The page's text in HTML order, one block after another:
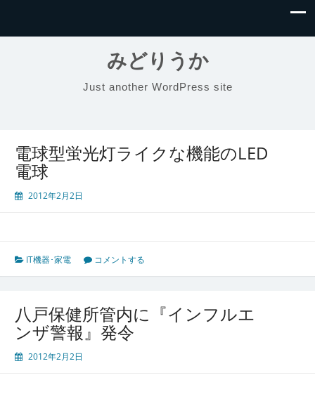
みどりうか
Just another WordPress site
電球型蛍光灯ライクな機能のLED
電球
2012年2月2日
IT機器･家電 コメントする
八戸保健所管内に『インフルエ
ンザ警報』発令
2012年2月2日